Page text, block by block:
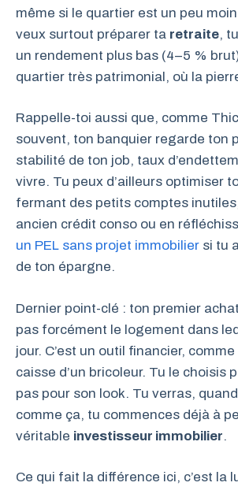
même si le quartier est un peu
veux surtout préparer ta retraite,
un rendement plus bas (4–5 %
quartier très patrimonial, où la
Rappelle-toi aussi que, comme
souvent, ton banquier regarde ton
stabilité de ton job, taux
vivre. Tu peux d’ailleurs optimiser
fermant des petits comptes
ancien crédit conso ou en
un PEL sans projet immobilier si tu
de ton épargne.
Dernier point-clé : ton premier
pas forcément le logement dans
jour. C’est un outil financier,
caisse d’un bricoleur. Tu le choisis
pas pour son look. Tu verras,
comme ça, tu commences déjà à
véritable investisseur immobilier.
Ce qui fait la différence ici, c’est la